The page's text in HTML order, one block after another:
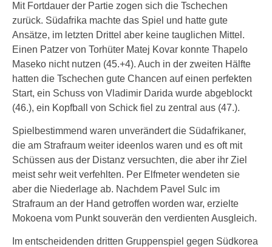
Mit Fortdauer der Partie zogen sich die Tschechen
zurück. Südafrika machte das Spiel und hatte gute
Ansätze, im letzten Drittel aber keine tauglichen Mittel.
Einen Patzer von Torhüter Matej Kovar konnte Thapelo
Maseko nicht nutzen (45.+4). Auch in der zweiten Hälfte
hatten die Tschechen gute Chancen auf einen perfekten
Start, ein Schuss von Vladimir Darida wurde abgeblockt
(46.), ein Kopfball von Schick fiel zu zentral aus (47.).
Spielbestimmend waren unverändert die Südafrikaner,
die am Strafraum weiter ideenlos waren und es oft mit
Schüssen aus der Distanz versuchten, die aber ihr Ziel
meist sehr weit verfehlten. Per Elfmeter wendeten sie
aber die Niederlage ab. Nachdem Pavel Sulc im
Strafraum an der Hand getroffen worden war, erzielte
Mokoena vom Punkt souverän den verdienten Ausgleich.
Im entscheidenden dritten Gruppenspiel gegen Südkorea